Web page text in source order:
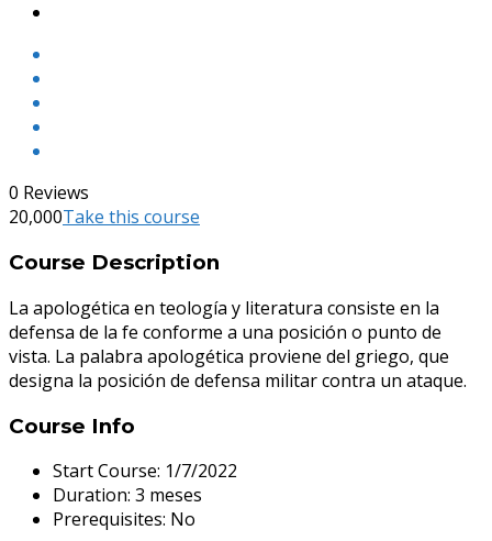
0 Reviews
20,000Take this course
Course Description
La apologética en teología y literatura consiste en la
defensa de la fe conforme a una posición o punto de
vista. La palabra apologética proviene del griego, que
designa la posición de defensa militar contra un ataque.​
Course Info
Start Course: 1/7/2022
Duration: 3 meses
Prerequisites: No